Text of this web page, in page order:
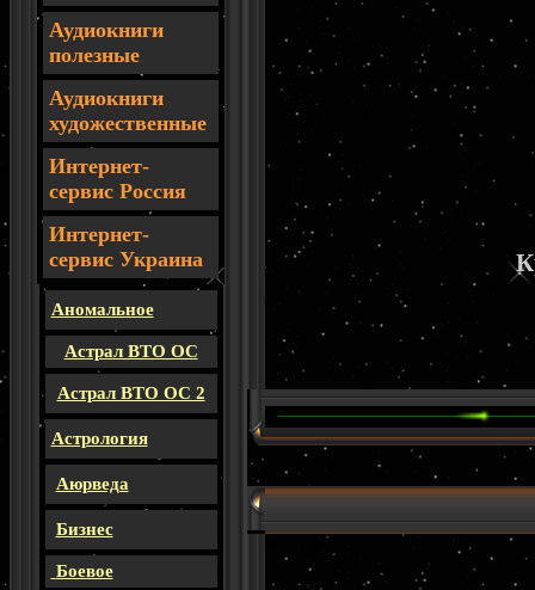
Аудиокниги
полезные
Аудиокниги
художественные
Интернет-
сервис Россия
Интернет-
сервис Украина
Аномальное
Астрал ВТО ОС
Астрал ВТО ОС 2
Астрология
Аюрведа
Бизнес
Боевое